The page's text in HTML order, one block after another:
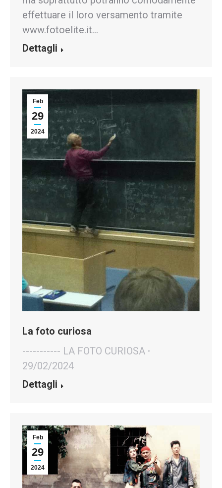
effettuare il loro versamento tramite
www.fotoelite.it…
Dettagli
Feb
29
2024
La foto curiosa
----------- LA FOTO CURIOSA
29/02/2024
Dettagli
Feb
29
2024